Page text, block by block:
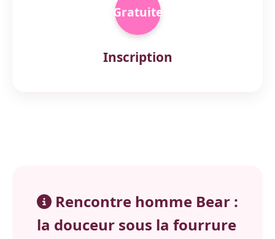
Gratuite
Inscription
Rencontre homme Bear :
la douceur sous la fourrure